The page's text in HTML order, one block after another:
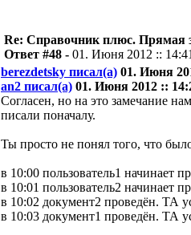
Re: Справочник плюс. Прямая
Ответ #48 - 01. Июня 2012 :: 14:41
berezdetsky писал(а) 01. Июня
an2 писал(а) 01. Июня 2012 ::
Согласен, но на это замечание
писали поначалу.
Ты просто не понял того, что
в 10:00 пользователь1 начинает
в 10:01 пользователь2 начинает
в 10:02 документ2 проведён. ТА
в 10:03 документ1 проведён. ТА